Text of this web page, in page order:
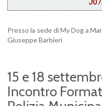
Presso la sede di My Dog a
Giuseppe Barbieri
15 e 18
Incontro